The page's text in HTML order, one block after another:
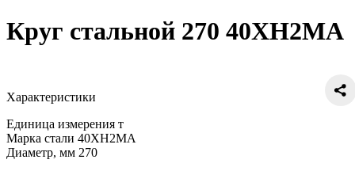
Круг стальной 270 40ХН2МА
Характеристики
Единица измерения т
Марка стали 40ХН2МА
Диаметр, мм 270